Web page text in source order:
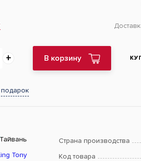
В корзину
Страна производства
Tony Код товара